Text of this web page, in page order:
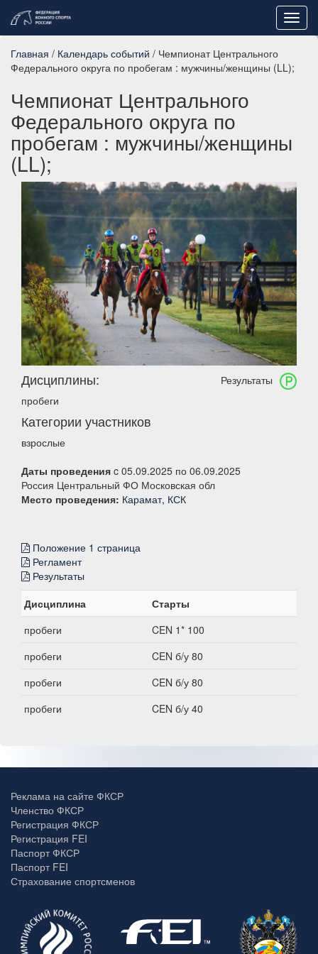
Главная / Календарь событий / Чемпионат Центрального
Федерального округа по пробегам : мужчины/женщины (LL);
Чемпионат Центрального
Федерального округа по
пробегам : мужчины/женщины
(LL);
Результаты
Дисциплины:
пробеги
Категории участников
взрослые
Даты проведения c 05.09.2025 по 06.09.2025
Россия Центральный ФО Московская обл
Место проведения: Карамат, КСК
Положение 1 страница
Регламент
Результаты
Дисциплина
Старты
пробеги
CEN 1* 100
пробеги
CEN б/у 80
пробеги
CEN б/у 80
пробеги
CEN б/у 40
Реклама на сайте ФКСР
Членство ФКСР
Регистрация ФКСР
Регистрация FEI
Паспорт ФКСР
Паспорт FEI
Страхование спортсменов